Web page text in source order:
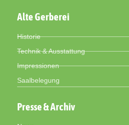
Alte Gerberei
Historie
Technik & Ausstattung
Impressionen
Saalbelegung
Presse & Archiv